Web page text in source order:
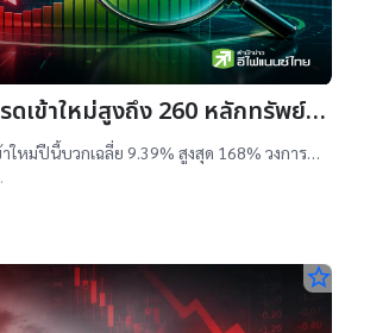
ดเข้าใหม่สูงถึง 260 หลักทรัพย์
กเฉลี่ย 9% สูงสุด 168%
ใหม่ปีนี้บวกเฉลี่ย 9.39% สูงสุด 168% วงการ
ำนวนมาก เป็นไปตามความต้องการลงทุนหุ้น
star_border